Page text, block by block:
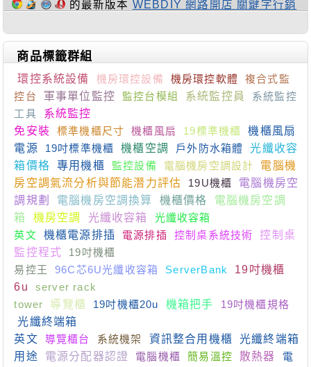
的最新版本 WEBDIY 網路開店 關鍵字行銷
商品標籤群組
環控系統設備 機房環控設備 機房環控軟體
複合式監
控台
軍事單位監控 監控台模組 系統監控員
系統監控
工具
系統監控
免安裝
標準機櫃尺寸 機櫃風扇 19標準機櫃
機櫃風扇
電源
19吋標準機櫃 機櫃空調 戶外防水箱體
光纖收容
箱價格
專用機櫃 監控設備 電腦機房空調設計
電腦機
房空調氣流分析與節能潛力評估
19U機櫃
電腦機房空
調規劃
電腦機房空調換算 機櫃價格
電腦機房空調
箱
機房空調 光纖收容箱
光纖收容箱
英文
機櫃電源排插 電源排插 控制桌系統技術
控制桌
監控程式
19吋機櫃
易控王
96C芯6U光纖收容箱 ServerBank
19吋機櫃
6u
server rack
tower
導覽櫃 19吋機櫃20u 機箱把手
19吋機櫃規格
光纖終端箱
英文
導覽櫃台 系統機架 資訊整合用機櫃
光纖終端箱
用途
電源分配器認證 電腦機櫃 簡易溫控 散熱器
電